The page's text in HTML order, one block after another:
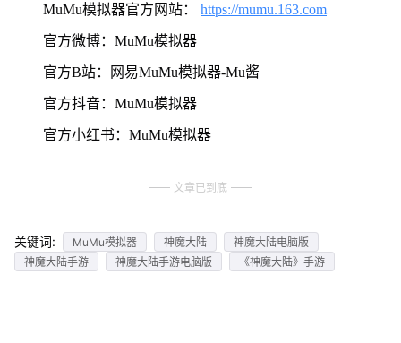
MuMu模拟器官方网站： https://mumu.163.com
官方微博：MuMu模拟器
官方B站：网易MuMu模拟器-Mu酱
官方抖音：MuMu模拟器
官方小红书：MuMu模拟器
文章已到底
关键词: MuMu模拟器 神魔大陆
神魔大陆电脑版
神魔大陆手游
神魔大陆手游电脑版 《神魔大陆》手游